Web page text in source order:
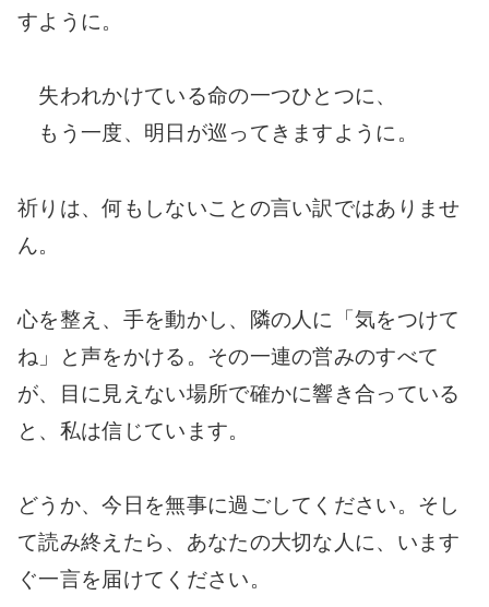
すように。
失われかけている命の一つひとつに、
もう一度、明日が巡ってきますように。
祈りは、何もしないことの言い訳ではありませ
ん。
心を整え、手を動かし、隣の人に「気をつけて
ね」と声をかける。その一連の営みのすべて
が、目に見えない場所で確かに響き合っている
と、私は信じています。
どうか、今日を無事に過ごしてください。そし
て読み終えたら、あなたの大切な人に、います
ぐ一言を届けてください。